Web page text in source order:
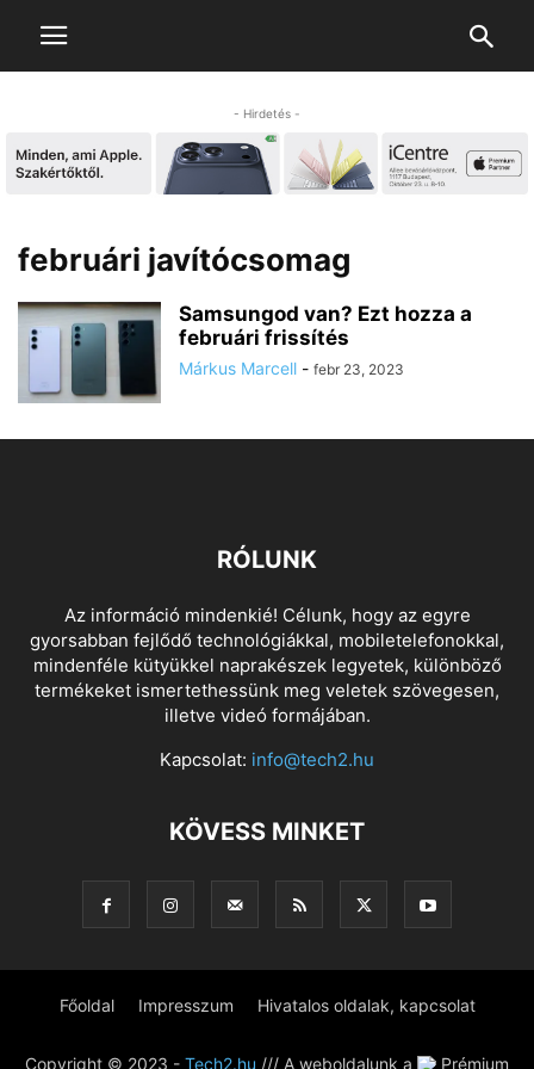
- Hirdetés -
februári javítócsomag
Samsungod van? Ezt hozza a
februári frissítés
Márkus Marcell - febr 23, 2023
RÓLUNK
Az információ mindenkié! Célunk, hogy az egyre
gyorsabban fejlődő technológiákkal, mobiletelefonokkal,
mindenféle kütyükkel naprakészek legyetek, különböző
termékeket ismertethessünk meg veletek szövegesen,
illetve videó formájában.
Kapcsolat: info@tech2.hu
KÖVESS MINKET
Főoldal Impresszum Hivatalos oldalak, kapcsolat
Copyright © 2023 - Tech2.hu /// A weboldalunk a Prémium